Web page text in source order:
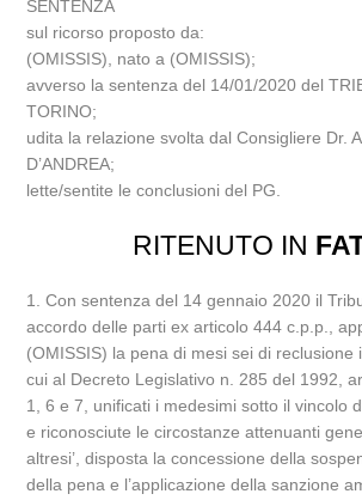
SENTENZA
sul ricorso proposto da:
(OMISSIS), nato a (OMISSIS);
avverso la sentenza del 14/01/2020 del
TORINO;
udita la relazione svolta dal Consigliere Dr.
D’ANDREA;
lette/sentite le conclusioni del PG.
RITENUTO IN
1. Con sentenza del 14 gennaio 2020 il
accordo delle parti ex articolo 444 c.p.p.,
(OMISSIS) la pena di mesi sei di reclusione
cui al Decreto Legislativo n. 285 del 1992,
1, 6 e 7, unificati i medesimi sotto il vincolo
e riconosciute le circostanze attenuanti
altresi’, disposta la concessione della
della pena e l’applicazione della sanzione